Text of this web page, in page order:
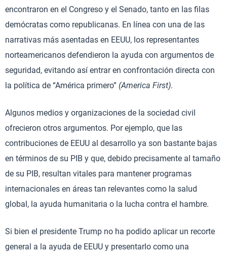
encontraron en el Congreso y el Senado, tanto en las filas
demócratas como republicanas. En línea con una de las
narrativas más asentadas en EEUU, los representantes
norteamericanos defendieron la ayuda con argumentos de
seguridad, evitando así entrar en confrontación directa con
la política de “América primero” (America First).
Algunos medios y organizaciones de la sociedad civil
ofrecieron otros argumentos. Por ejemplo, que las
contribuciones de EEUU al desarrollo ya son bastante bajas
en términos de su PIB y que, debido precisamente al tamaño
de su PIB, resultan vitales para mantener programas
internacionales en áreas tan relevantes como la salud
global, la ayuda humanitaria o la lucha contra el hambre.
Si bien el presidente Trump no ha podido aplicar un recorte
general a la ayuda de EEUU y presentarlo como una